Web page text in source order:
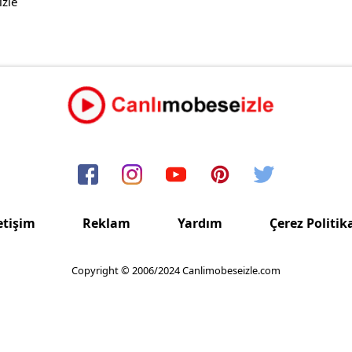
Reklam Yardım Çerez
Copyright © 2006/2024 Canlimobeseizle.com